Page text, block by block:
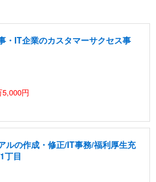
・IT企業のカスタマーサクセス事
円
ルの作成・修正/IT事務/福利厚生充
丁目